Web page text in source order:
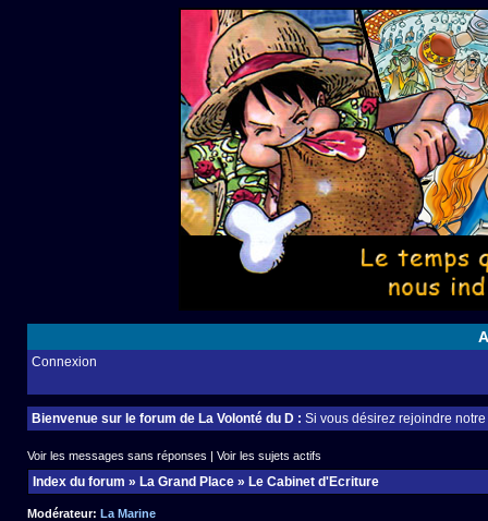
Connexion
Bienvenue sur le forum de La Volonté du D : Si vous désirez rejoindre
Voir les messages sans réponses | Voir les sujets actifs
Index du forum » La Grand Place » Le Cabinet d'Ecriture
Modérateur: La Marine